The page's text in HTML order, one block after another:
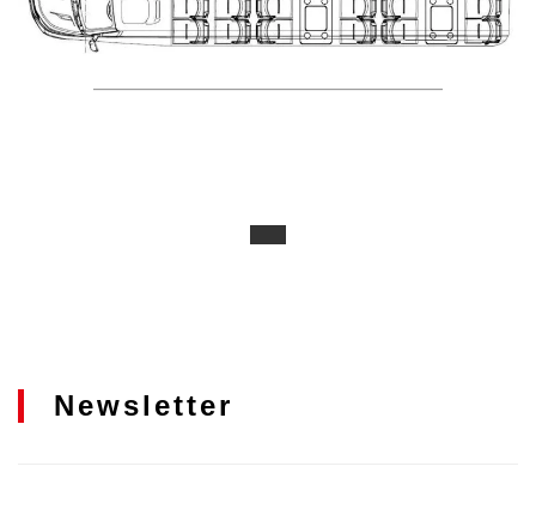
Newsletter